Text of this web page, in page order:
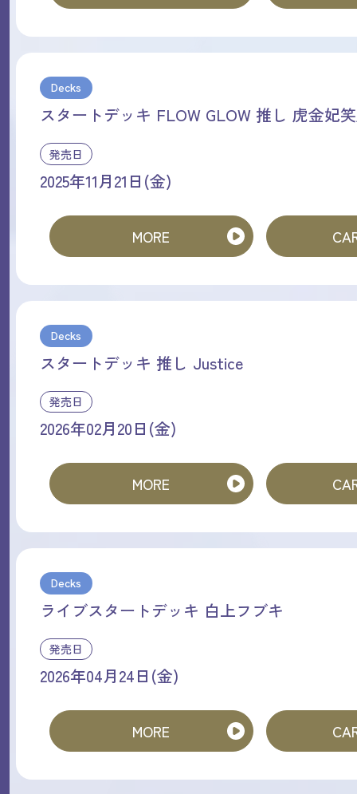
Decks
スタートデッキ FLOW GLOW 推し 虎金妃
発売日
2025年11月21日(金)
MORE
Decks
スタートデッキ 推し Justice
発売日
2026年02月20日(金)
MORE
Decks
ライブスタートデッキ 白上フブキ
発売日
2026年04月24日(金)
MORE